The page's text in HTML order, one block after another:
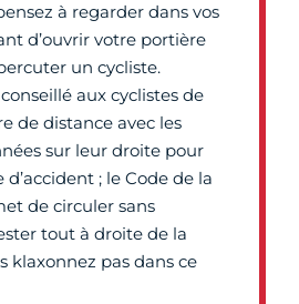
à regarder dans vos
d’ouvrir votre portière
un cycliste.
aux cyclistes de
de distance avec les
sur leur droite pour
; le Code de la
de circuler sans
tout à droite de la
klaxonnez pas dans ce